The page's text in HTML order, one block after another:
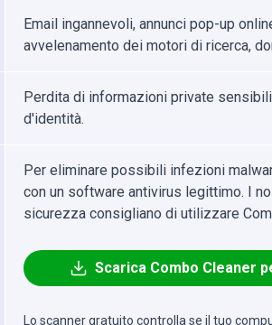
Email ingannevoli, annunci pop-up
avvelenamento dei motori di ricerca,
Perdita di informazioni private
d'identità.
Per eliminare possibili infezioni
con un software antivirus legittimo. I
sicurezza consigliano di utilizzare
Scarica Combo Cleaner
Lo scanner gratuito controlla se il tuo